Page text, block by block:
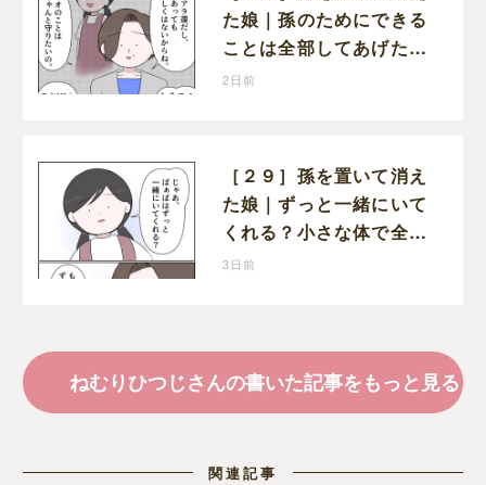
た娘｜孫のためにできる
ことは全部してあげた
い。孫を養子に迎えるこ
2日前
［２９］孫を置いて消え
た娘｜ずっと一緒にいて
くれる？小さな体で全て
を受け止める孫の手を離
3日前
ねむりひつじさんの書いた記事をもっと見る
関連記事